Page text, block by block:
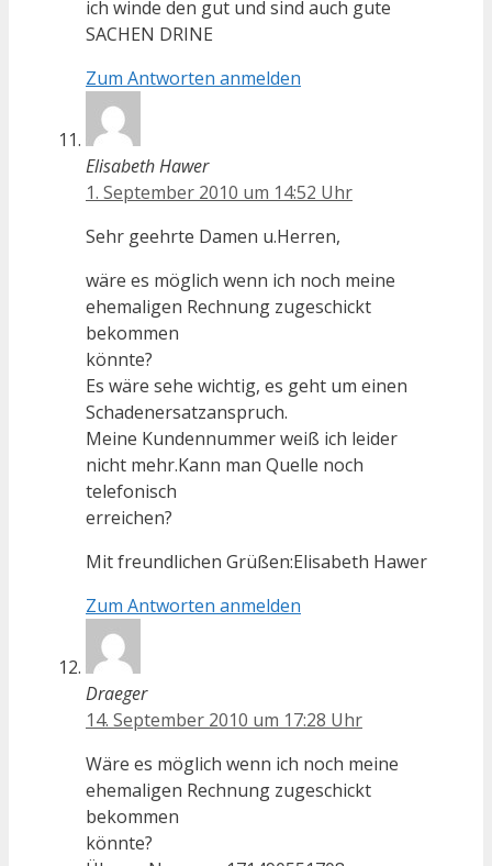
ich winde den gut und sind auch gute
SACHEN DRINE
Zum Antworten anmelden
Elisabeth Hawer
1. September 2010 um 14:52 Uhr
Sehr geehrte Damen u.Herren,
wäre es möglich wenn ich noch meine
ehemaligen Rechnung zugeschickt
bekommen
könnte?
Es wäre sehe wichtig, es geht um einen
Schadenersatzanspruch.
Meine Kundennummer weiß ich leider
nicht mehr.Kann man Quelle noch
telefonisch
erreichen?
Mit freundlichen Grüßen:Elisabeth Hawer
Zum Antworten anmelden
Draeger
14. September 2010 um 17:28 Uhr
Wäre es möglich wenn ich noch meine
ehemaligen Rechnung zugeschickt
bekommen
könnte?